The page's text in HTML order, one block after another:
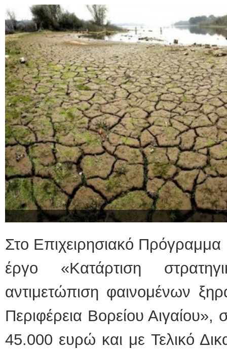
Στο Επιχειρησιακό Πρόγραμμα
έργο «Κατάρτιση
αντιμετώπιση φαινομένων
Περιφέρεια Βορείου
45.000 ευρώ και με Τελικό